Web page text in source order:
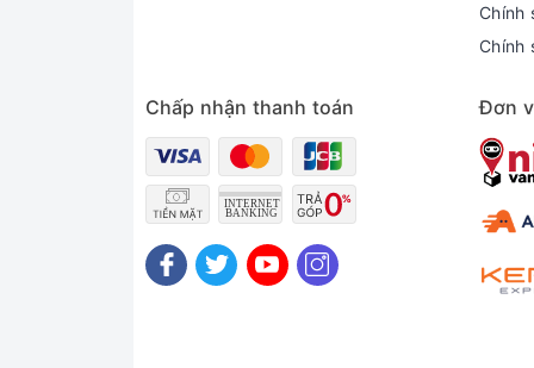
Chính
Chính
Chấp nhận thanh toán Đơn